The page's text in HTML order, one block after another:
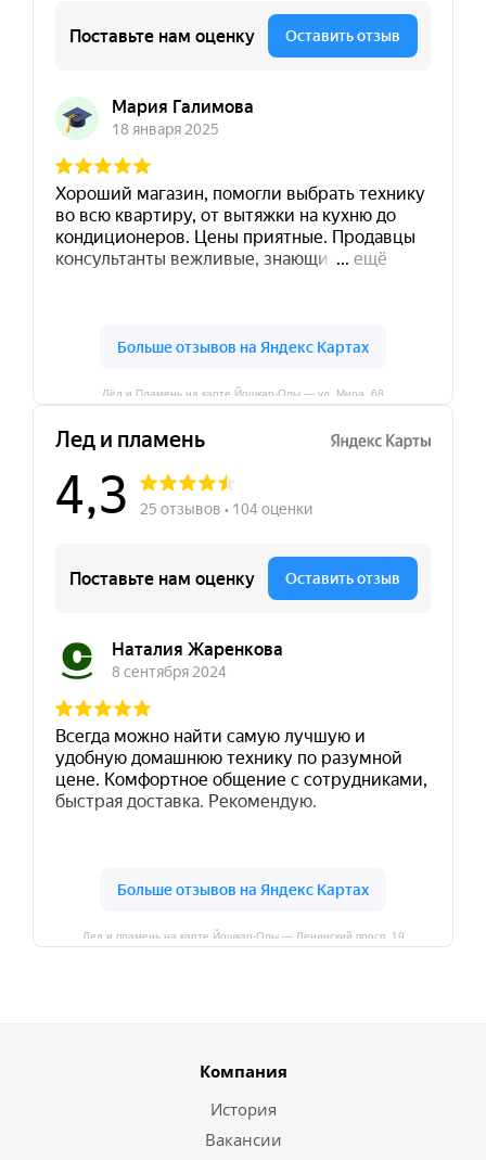
Лёд и Пламень на карте Йошкар‑Олы — ул. Мира, 68
Лед и пламень на карте Йошкар‑Олы — Ленинский просп.,19
Компания
История
Вакансии